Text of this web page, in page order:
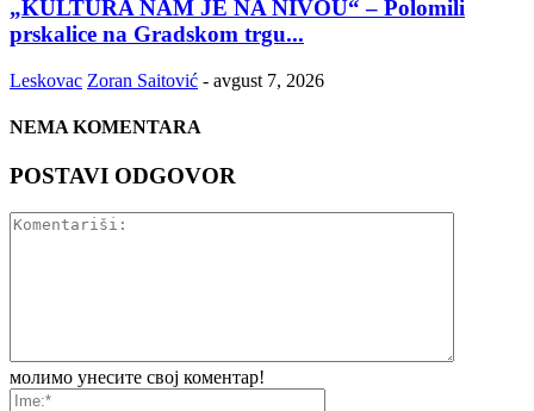
„KULTURA NAM JE NA NIVOU“ – Polomili
prskalice na Gradskom trgu...
Leskovac Zoran Saitović - avgust 7, 2026
NEMA KOMENTARA
POSTAVI ODGOVOR
молимо унесите свој коментар!